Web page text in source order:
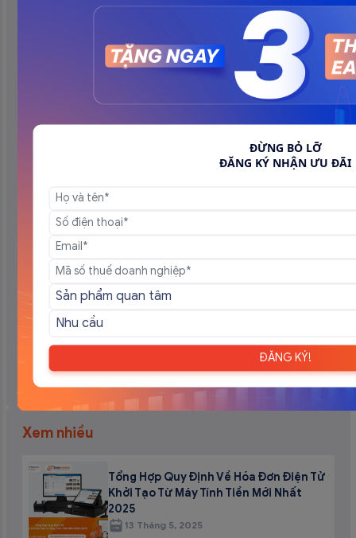
ĐỪNG BỎ LỠ
ĐĂNG KÝ NHẬN ƯU ĐÃI
ĐĂNG KÝ!
Các trường hợp không phải xuất hóa
đơn điện tử 2026
13 Trường hợp hóa đơn điện tử không
cần có đầy đủ nội dung từ 01/7/2026
29 Tháng 7, 2026
xuất hóa đơn đầu ra
Xem nhiều
Tổng Hợp Quy Định Về Hóa Đơn Điện Tử
Khởi Tạo Từ Máy Tính Tiền Mới Nhất
2025
13 Tháng 5, 2025